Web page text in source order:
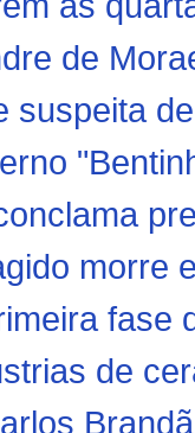
de
suspeita
morre
fase
de